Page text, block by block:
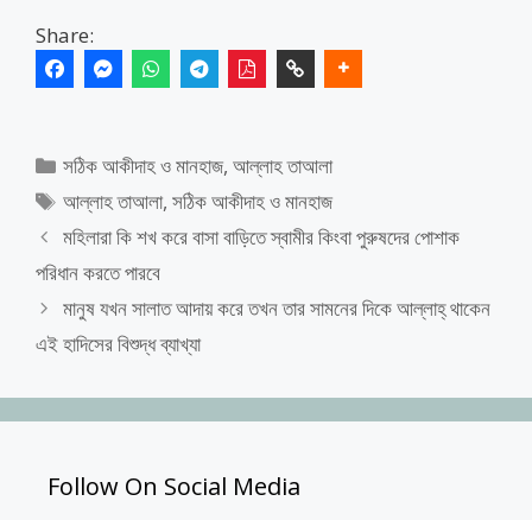
Share:
Categories
সঠিক আকীদাহ ও মানহাজ,আল্লাহ তাআলা
Tags
আল্লাহ তাআলা,সঠিক আকীদাহ ও মানহাজ
মহিলারা কি শখ করে বাসা বাড়িতে স্বামীর কিংবা পুরুষদের পোশাক
পরিধান করতে পারবে
মানুষ যখন সালাত আদায় করে তখন তার সামনের দিকে আল্লাহ্‌ থাকেন
এই হাদিসের বিশুদ্ধ ব্যাখ্যা
Follow On Social Media